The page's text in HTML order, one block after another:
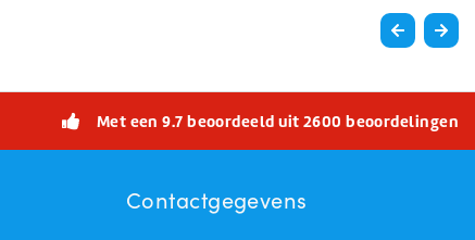
Met een 9.7 beoordeeld uit 2600 beoordelingen
Contactgegevens